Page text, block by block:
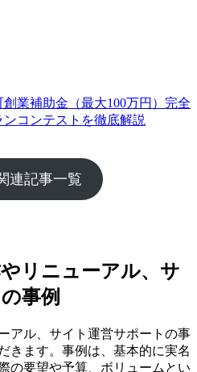
創業補助金（最大100万円）完全
コンテストを徹底解説
連記事一覧
リニューアル、サ
事例
アル、サイト運営サポートの事
きます。事例は、基本的に実名
の要望や予算、ボリュームとい